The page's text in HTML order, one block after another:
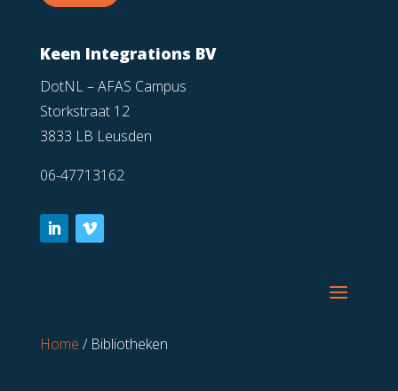
Keen Integrations BV
DotNL – AFAS Campus
Storkstraat 12
3833 LB Leusden
06-47713162
Home / Bibliotheken